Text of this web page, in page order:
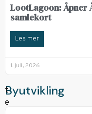
LootLagoon: Åpner
samlekort
Les mer
1. juli, 2026
Byutvikling